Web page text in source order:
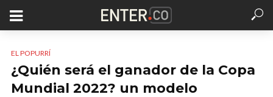
EL POPURRÍ
¿Quién será el ganador de la Copa
Mundial 2022? un modelo